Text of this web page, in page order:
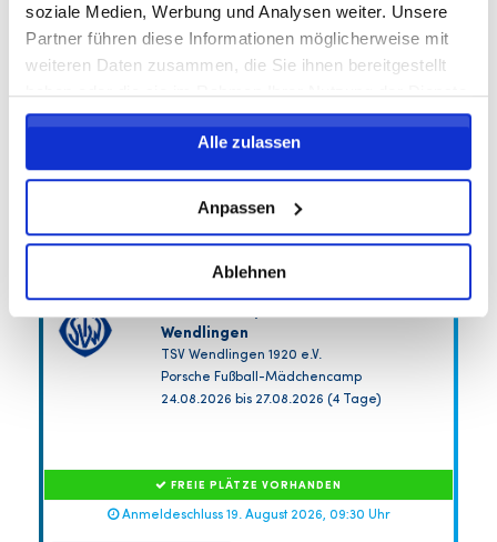
soziale Medien, Werbung und Analysen weiter. Unsere
Partner führen diese Informationen möglicherweise mit
weiteren Daten zusammen, die Sie ihnen bereitgestellt
haben oder die sie im Rahmen Ihrer Nutzung der Dienste
gesammelt haben.
Alle zulassen
Anpassen
Ablehnen
204,25 EUR
Wendlingen
TSV Wendlingen 1920 e.V.
Porsche Fußball-Mädchencamp
24.08.2026 bis 27.08.2026 (4 Tage)
FREIE PLÄTZE VORHANDEN
Anmeldeschluss 19. August 2026, 09:30 Uhr